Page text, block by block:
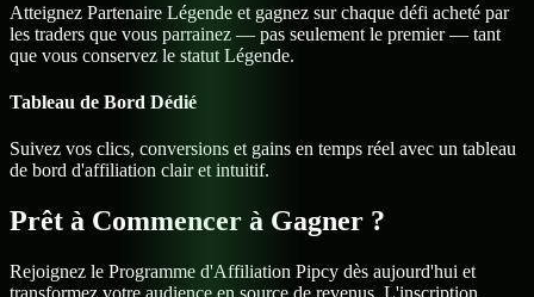
Atteignez Partenaire Légende et gagnez sur chaque défi acheté par
les traders que vous parrainez — pas seulement le premier — tant
que vous conservez le statut Légende.
Tableau de Bord Dédié
Suivez vos clics, conversions et gains en temps réel avec un tableau
de bord d'affiliation clair et intuitif.
Prêt à Commencer à Gagner ?
Rejoignez le Programme d'Affiliation Pipcy dès aujourd'hui et